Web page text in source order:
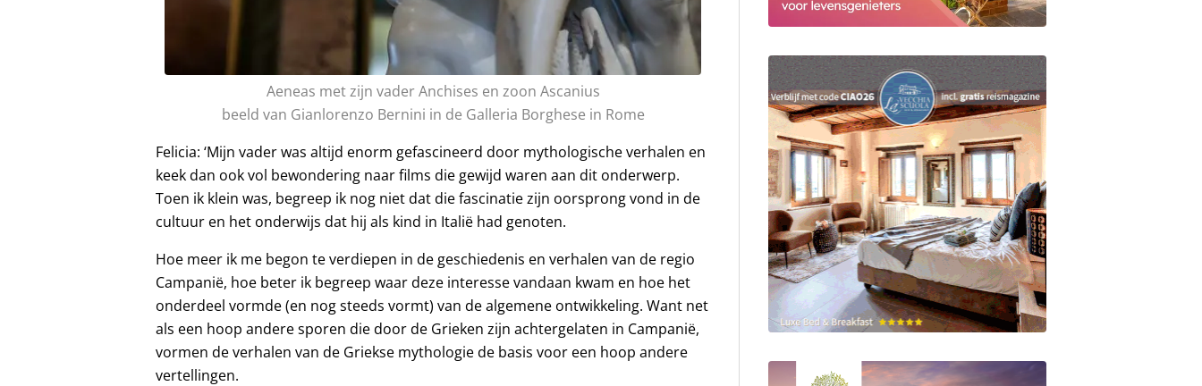
Aeneas met zijn vader Anchises en zoon Ascanius
beeld van Gianlorenzo Bernini in de Galleria Borghese in Rome
Felicia: ‘Mijn vader was altijd enorm gefascineerd door mythologische verhalen en
keek dan ook vol bewondering naar films die gewijd waren aan dit onderwerp.
Toen ik klein was, begreep ik nog niet dat die fascinatie zijn oorsprong vond in de
cultuur en het onderwijs dat hij als kind in Italië had genoten.
Hoe meer ik me begon te verdiepen in de geschiedenis en verhalen van de regio
Campanië, hoe beter ik begreep waar deze interesse vandaan kwam en hoe het
onderdeel vormde (en nog steeds vormt) van de algemene ontwikkeling. Want net
als een hoop andere sporen die door de Grieken zijn achtergelaten in Campanië,
vormen de verhalen van de Griekse mythologie de basis voor een hoop andere
vertellingen.